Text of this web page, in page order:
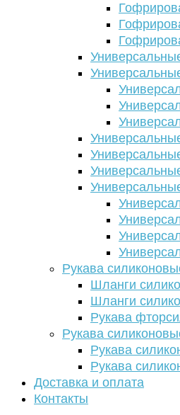
Рукава
Шланги
Шланги
Рукава
Рукава
Рукава
Рукава
Доставка и оплата
Контакты